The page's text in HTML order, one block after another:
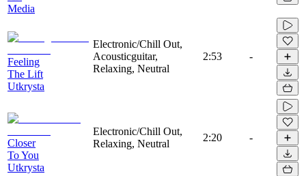
Media
Feeling
The Lift
Utkrysta
Electronic/Chill Out,
Acousticguitar,
Relaxing, Neutral
2:53 -
Closer
To You
Utkrysta
Electronic/Chill Out,
Relaxing, Neutral
2:20 -